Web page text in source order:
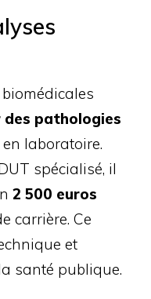
pathologies
laboratoire.
spécialisé, il
2 500 euros
carrière. Ce
et
santé publique.